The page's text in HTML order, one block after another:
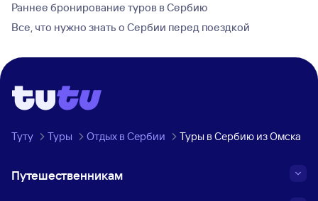
Раннее бронирование туров в Сербию
Все, что нужно знать о Сербии перед поездкой
Туту Туры Отдых в Сербии Туры в Сербию из Омска
Путешественникам